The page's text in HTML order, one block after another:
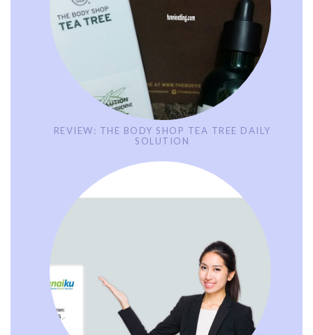
REVIEW: THE BODY SHOP TEA TREE DAILY
SOLUTION